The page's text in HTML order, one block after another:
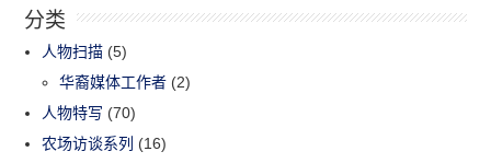
分类
人物扫描 (5)
华裔媒体工作者 (2)
人物特写 (70)
农场访谈系列 (16)